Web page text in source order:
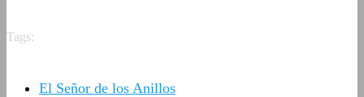
Tags:
El Señor de los Anillos